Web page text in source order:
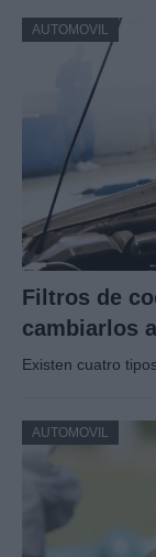
AUTOMOVIL
Filtros de
cambiarlos
Existen cuatro
AUTOMOVIL